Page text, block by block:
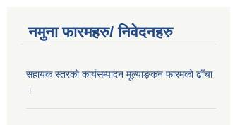
नमुना फारमहरु/ निवेदनहरु
सहायक स्तरको कार्यसम्पादन मूल्याङ्कन फारमको ढाँचा
।